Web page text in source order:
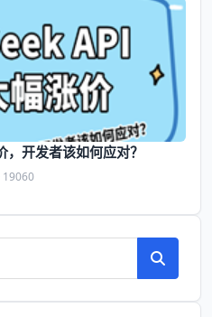
开发者该如何应对？
19060